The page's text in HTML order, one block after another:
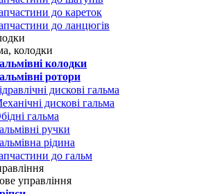
до кареток
до ланцюгів
колодки
колодки
ротори
дискові гальма
дискові гальма
гальма
ручки
рідина
до гальм
управління